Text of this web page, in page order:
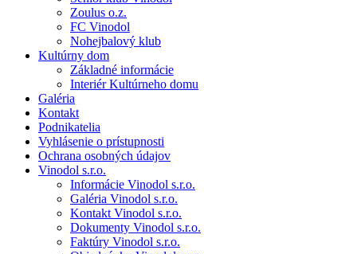
Zoulus o.z.
FC Vinodol
Nohejbalový klub
Kultúrny dom
Základné informácie
Interiér Kultúrneho domu
Galéria
Kontakt
Podnikatelia
Vyhlásenie o prístupnosti
Ochrana osobných údajov
Vinodol s.r.o.
Informácie Vinodol s.r.o.
Galéria Vinodol s.r.o.
Kontakt Vinodol s.r.o.
Dokumenty Vinodol s.r.o.
Faktúry Vinodol s.r.o.